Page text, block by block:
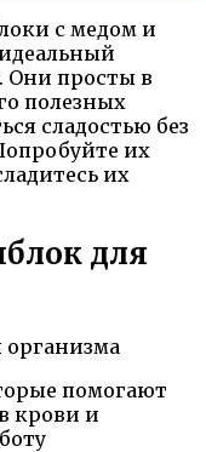
с медом и
Они просты в
полезных
сладостью без
их
их
для
помогают
крови и